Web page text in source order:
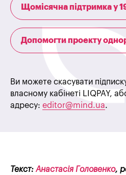
Щомісячна підтримка у
Допомогти проекту
Ви можете скасувати
власному кабінеті LIQPAY,
адресу: editor@mind.ua.
Текст: Анастасія Головенко,